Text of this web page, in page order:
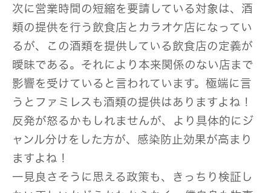
次に営業時間の短縮を要請している対象は、酒
類の提供を行う飲食店とカラオケ店になってい
るが、この酒類を提供している飲食店の定義が
曖昧である。それにより本来関係のない店まで
影響を受けていると言われています。極端に言
うとファミレスも酒類の提供はありますよね！
反発が怒るかもしれませんが、より具体的にジ
ャンル分けをした方が、感染防止効果が高まり
ますよね！
一見良さそうに思える政策も、きっちり検証し